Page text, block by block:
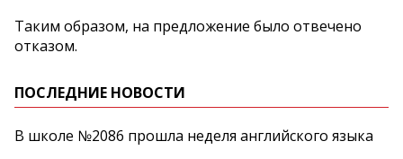
Таким образом, на предложение было отвечено
отказом.
ПОСЛЕДНИЕ НОВОСТИ
В школе №2086 прошла неделя английского языка